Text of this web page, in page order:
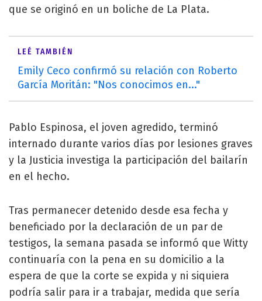
que se originó en un boliche de La Plata.
LEÉ TAMBIÉN
Emily Ceco confirmó su relación con Roberto
García Moritán: "Nos conocimos en..."
Pablo Espinosa, el joven agredido, terminó
internado durante varios días por lesiones graves
y la Justicia investiga la participación del bailarín
en el hecho.
Tras permanecer detenido desde esa fecha y
beneficiado por la declaración de un par de
testigos, la semana pasada se informó que Witty
continuaría con la pena en su domicilio a la
espera de que la corte se expida y ni siquiera
podría salir para ir a trabajar, medida que sería